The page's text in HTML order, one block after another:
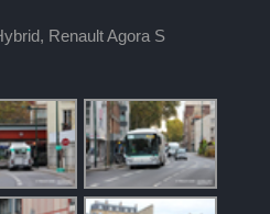
Renault Agora S